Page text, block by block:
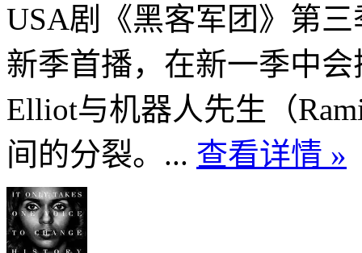
USA剧《黑客军团》第
新季首播，在新一季中
Elliot与机器人先生（
间的分裂。... 查看详情 »